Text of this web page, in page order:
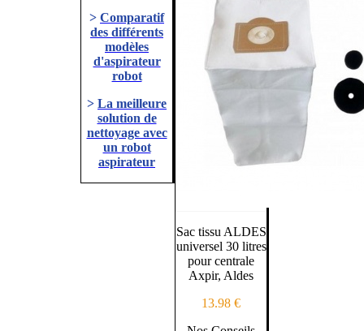
> Comparatif
des différents
modèles
d'aspirateur
robot
> La meilleure
solution de
nettoyage avec
un robot
aspirateur
Sac tissu ALDES
universel 30 litres
pour centrale
Axpir, Aldes
13.98 €